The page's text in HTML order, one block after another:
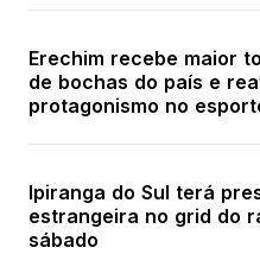
Erechim recebe maior
de bochas do país e
protagonismo no
Ipiranga do Sul terá
estrangeira no grid do
sábado